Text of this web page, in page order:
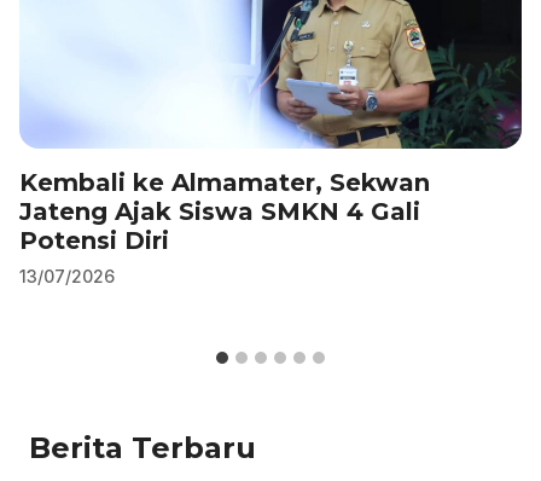
Kembali ke Almamater, Sekwan
Jateng Ajak Siswa SMKN 4 Gali
Potensi Diri
13/07/2026
Berita Terbaru